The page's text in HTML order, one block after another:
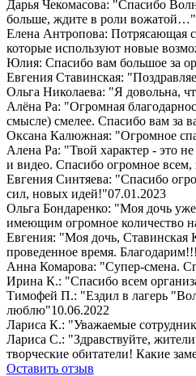
Дарья Чекомасова: "Спасибо
больше, ждите в роли вожатой…"
Елена Антропова: Потрясающая
которые используют новые
Юлия: Спасибо вам большое за
Евгения Ставинская:
Ольга Николаева: "Я довольна,
Алёна Ра: "Огромная
смысле) смелее. Спасибо вам за
Оксана Калюжная: "Огромное
Алена Ра: "Твой характер - это
и видео. Спасибо огромное всем,
Евгения Синтяева: "Спасибо
сил, новых идей!"07.01.2023
Ольга Бондаренко: "Моя дочь
имеющим огромное количество
Евгения: "Моя дочь, Ставинская
проведенное время.
Анна Комарова: "Супер-смена.
Ирина К.: "Спасибо всем
Тимофей П.: "Ездил в лагерь
люблю"10.06.2022
Лариса К.: "Уважаемые
Лариса С.: "Здравствуйте,
творческие обитатели! Какие
Оставить отзыв